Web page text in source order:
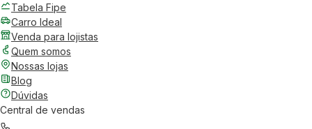
Tabela Fipe
Carro Ideal
Venda para lojistas
Quem somos
Nossas lojas
Blog
Dúvidas
Central de vendas